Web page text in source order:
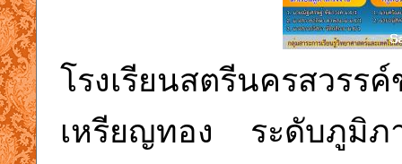
โรงเรียนสตรีนครสวรร
เหรียญทอง ระดับภูมิภ